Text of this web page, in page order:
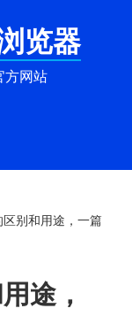
览器
方网站
别和用途，一篇
途，